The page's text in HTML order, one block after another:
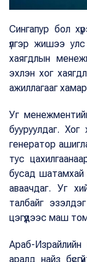
Сингапур бол
үлгэр жишээ
хаягдлын
эхлэн хог
ажиллагааг
Уг
бууруулдаг.
генератор
тус
бусад шатамхай
аваачдаг. Уг
талбайг
цэгүүдээс маш
Араб-
аралд найз